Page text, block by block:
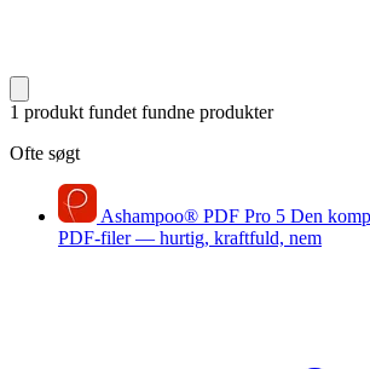
1 produkt fundet fundne produkter
Ofte søgt
Ashampoo® PDF Pro 5 Den
PDF-filer — hurtig, kraftfuld, nem